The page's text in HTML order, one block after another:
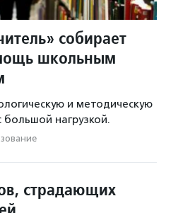
собирает
школьным
и методическую
нагрузкой.
страдающих